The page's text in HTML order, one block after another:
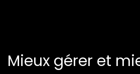
Mieux gérer et